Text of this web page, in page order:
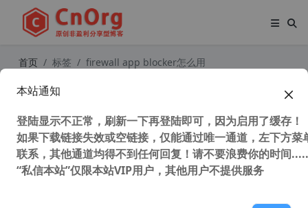
首页 标签 firewall app blocker怎么用
独家自适应系统 Firewall App Blocke
自带防火墙配置软件 批量配置本地防
火墙
本站通知
登陆显示不正常，刷新一下再登陆即可，因为启用了缓存！
如果下载链接失效或空链接，仅能通过唯一通道，左下方菜
联系，其他通道均得不到任何回复！请不要浪费你的时间
“私信本站”仅限本站VIP用户，其他用户不提供服务